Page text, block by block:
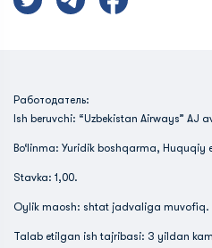
Работодатель:
Ish beruvchi: “Uzbekistan Airways” AJ
Bo‘linma: Yuridik boshqarma, Huquqiy
Stavka: 1,00.
Oylik maosh: shtat jadvaliga muvofiq.
Talab etilgan ish tajribasi: 3 yildan